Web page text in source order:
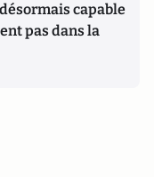
capable
pas dans la